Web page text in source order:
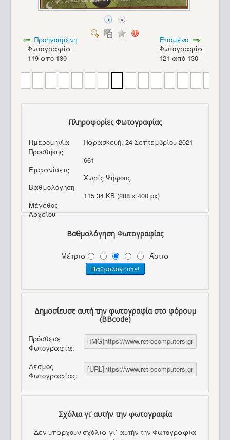
Προηγούμενη
Φωτογραφία
119 από 130
Επόμενο
Φωτογραφία
121 από 130
Πληροφορίες Φωτογραφίας
Ημερομηνία
Προσθήκης
Παρασκευή, 24 Σεπτεμβρίου 2021
Εμφανίσεις
661
Βαθμολόγηση
Χωρίς Ψήφους
Μέγεθος
Αρχείου
115 34 KB (288 x 400 px)
Βαθμολόγηση Φωτογραφίας
Μέτρια Άρτια
Δημοσίευσε αυτή την φωτογραφία στο φόρουμ
(BBcode)
Πρόσθεσε
Φωτογραφία:
Δεσμός
Φωτογραφίας:
Σχόλια γι’ αυτήν την φωτογραφία
Δεν υπάρχουν σχόλια γι’ αυτήν την Φωτογραφία